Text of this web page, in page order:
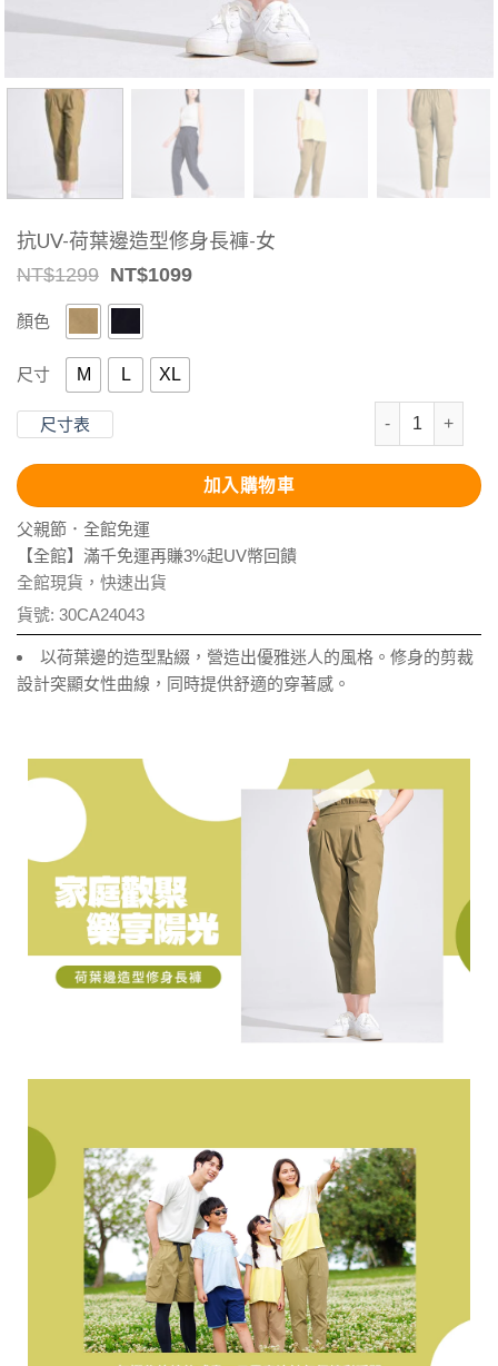
抗UV-荷葉邊造型修身長褲-女
NT$1299 Original
was:
NT$1299.
NT$1099Current
顏色
尺寸 M L XL
尺寸表
抗UV-荷葉邊
加入購物車
父親節．全館免運
【全館】滿千免運再賺3%起UV幣回饋
全館現貨，快速出貨
貨號: 30CA24043
以荷葉邊的造型點綴，營造出優雅迷人的風格。修身的剪裁
設計突顯女性曲線，同時提供舒適的穿著感。